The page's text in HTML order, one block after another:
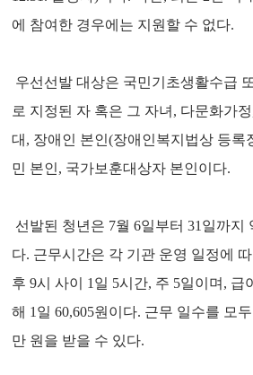
에 참여한 경우에는 지원할 수 없다.
우선선발 대상은 국민기초생활수급
로 지정된 자 혹은 그 자녀, 다문화가
대, 장애인 본인(장애인복지법상 등록
민 본인, 국가보훈대상자 본인이다.
선발된 청년은 7월 6일부터 31일까지
다. 근무시간은 각 기관 운영 일정에
후 9시 사이 1일 5시간, 주 5일이며, 급
해 1일 60,605원이다. 근무 일수를 모
만 원을 받을 수 있다.